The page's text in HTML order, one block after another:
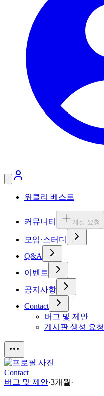
위클리 베스트
커뮤니티 개설 요청
모임·스터디
Q&A
이벤트
공지사항
Contact
버그 및 제안
게시판 생성 요청
Contact
버그 및 제안·3개월·